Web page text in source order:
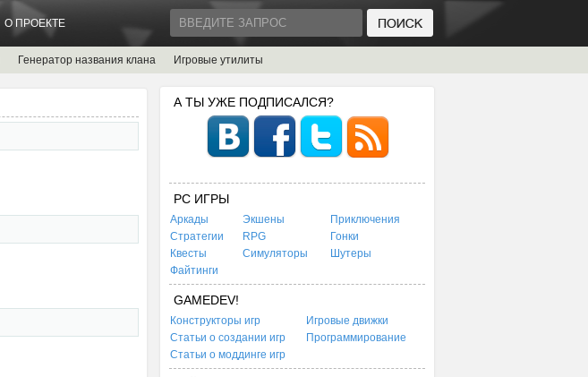
О ПРОЕКТЕ
Генератор названия клана Игровые утилиты
А ТЫ УЖЕ ПОДПИСАЛСЯ?
PC ИГРЫ
Аркады Экшены
Приключения
Стратегии
RPG
Гонки
Квесты
Симуляторы
Шутеры
Файтинги
GAMEDEV!
Конструкторы игр
Игровые движки
Статьи о создании игр
Программирование
Статьи о моддинге игр